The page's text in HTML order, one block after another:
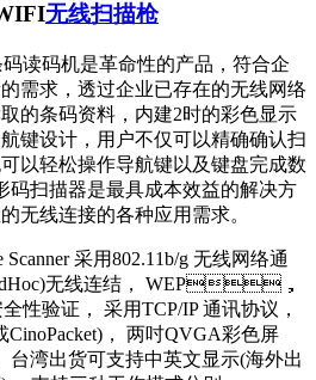
无线扫描枪
读码机是革命性的产品，符合企
求，透过企业已存在的无线网络
条码资料，内建2时的彩色显示
航键设计，用户不仅可以精确确认扫
可以轻松操作导航键以及键盘完成数
形码扫描器是最具成本效益的解决方
线连接的各种应用需求。
采用802.11b/g 无线网络通
AdHoc)无线连结， WEP，
， 采用TCP/IP 通讯协议，
， 两吋QVGA彩色屏
， 台湾出货可支持中英文显示(海外出